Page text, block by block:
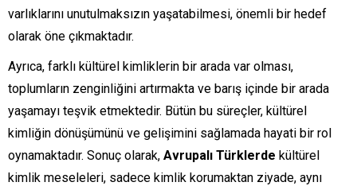
varlıklarını unutulmaksızın yaşatabilmesi, önemli bir hedef
olarak öne çıkmaktadır.
Ayrıca, farklı kültürel kimliklerin bir arada var olması,
toplumların zenginliğini artırmakta ve barış içinde bir arada
yaşamayı teşvik etmektedir. Bütün bu süreçler, kültürel
kimliğin dönüşümünü ve gelişimini sağlamada hayati bir rol
oynamaktadır. Sonuç olarak, Avrupalı Türklerde kültürel
kimlik meseleleri, sadece kimlik korumaktan ziyade, aynı